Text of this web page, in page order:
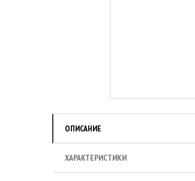
ОПИСАНИЕ
ХАРАКТЕРИСТИКИ